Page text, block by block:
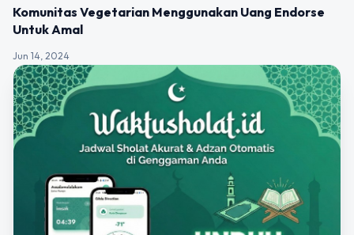
Komunitas Vegetarian Menggunakan Uang Endorse
Untuk Amal
Jun 14, 2024